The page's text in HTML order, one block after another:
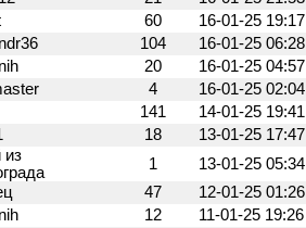
60
16-01-25 19:17
104
16-01-25 06:28
20
16-01-25 04:57
4
16-01-25 02:04
141
14-01-25 19:41
18
13-01-25 17:47
из
1
13-01-25 05:34
47
12-01-25 01:26
12
11-01-25 19:26